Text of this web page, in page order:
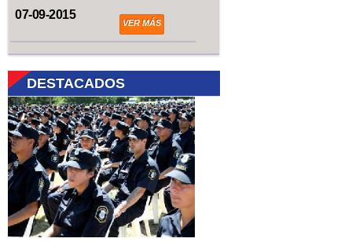
07-09-2015
VER MÁS
DESTACADOS